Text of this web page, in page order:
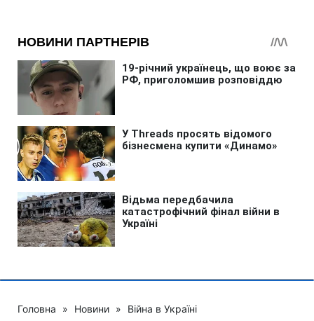
Головна » Новини » Війна в Україні